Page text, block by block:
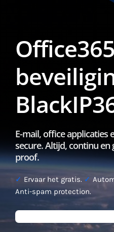
Office365
E-mail, office applicaties
secure. Altijd, continu
proof.
✓ Ervaar het gratis. ✓
Anti-spam protection.